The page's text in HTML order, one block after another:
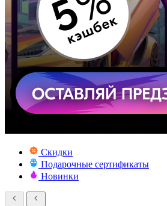
Скидки
Подарочные сертификаты
Новинки